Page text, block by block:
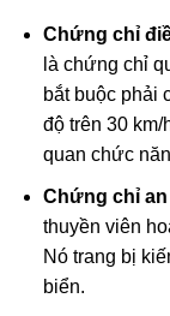
Chứng chỉ
là chứng chỉ
bắt buộc phải
độ trên 30
quan chức
Chứng chỉ
thuyền viên
Nó trang bị
biển.